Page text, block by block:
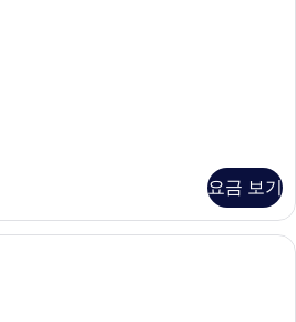
요금 보기